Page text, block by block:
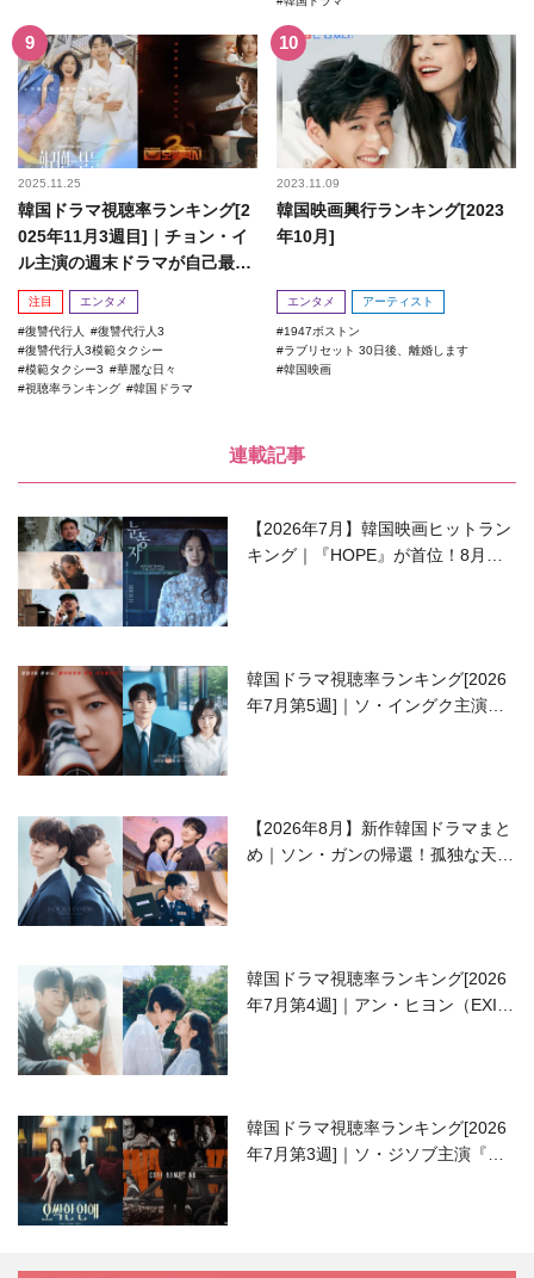
2025.11.25
韓国ドラマ視聴率ランキング[2
025年11月3週目]｜チョン・イ
ル主演の週末ドラマが自己最高
記録を更新！
注目 エンタメ
復讐代行人
復讐代行人3
復讐代行人3模範タクシー
模範タクシー3
華麗な日々
視聴率ランキング
韓国ドラマ
2023.11.09
韓国映画興行ランキング[2023
年10月]
エンタメ アーティスト
1947ボストン
ラブリセット 30日後、離婚します
韓国映画
連載記事
【2026年7月】韓国映画ヒットラン
キング｜『HOPE』が首位！8月公
韓国ドラマ視聴率ランキング[2026
年7月第5週]｜ソ・イングク主演の
【2026年8月】新作韓国ドラマまと
め｜ソン・ガンの帰還！孤独な天才
韓国ドラマ視聴率ランキング[2026
年7月第4週]｜アン・ヒヨン（EXID
韓国ドラマ視聴率ランキング[2026
年7月第3週]｜ソ・ジソブ主演『エ